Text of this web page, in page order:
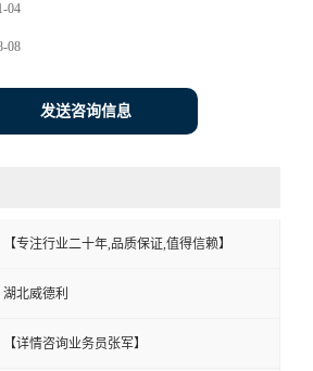
04
08
发送咨询信息
【专注行业二十年,品质保证,值得信赖】
湖北威德利
【详情咨询业务员张军】